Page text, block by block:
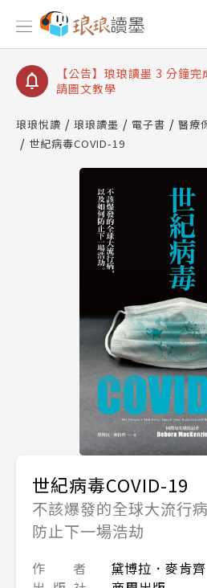
【公告】琅琅讀墨數位閱讀
【公告】琅琅讀墨書櫃開通
【公告】琅琅讀墨 3 分鐘
請圖文教學
查詢
【公告】琅琅讀墨數位閱讀
琅琅悅讀 琅琅讀墨 電子書 醫療
世紀病毒COVID-19
世紀病毒COVID-19
不該爆發的全球大流行
防止下一場浩劫
作 者
黛博拉．麥肯齊